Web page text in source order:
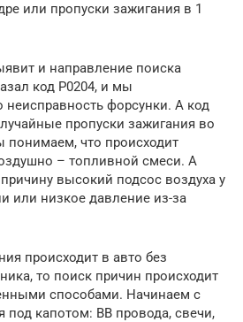
или пропуски зажигания в 1
и направление поиска
код Р0204, и мы
неисправность форсунки. А код
пропуски зажигания во
понимаем, что происходит
– топливной смеси. А
высокий подсос воздуха у
или низкое давление из-за
происходит в авто без
то поиск причин происходит
способами. Начинаем с
под капотом: ВВ провода, свечи,